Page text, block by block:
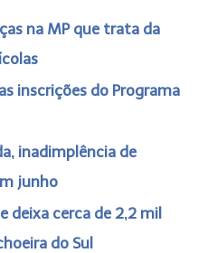
na MP que trata da
inscrições do Programa
inadimplência de
junho
deixa cerca de 2,2 mil
do Sul